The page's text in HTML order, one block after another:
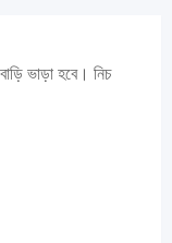
ভাড়া হবে। নিচ